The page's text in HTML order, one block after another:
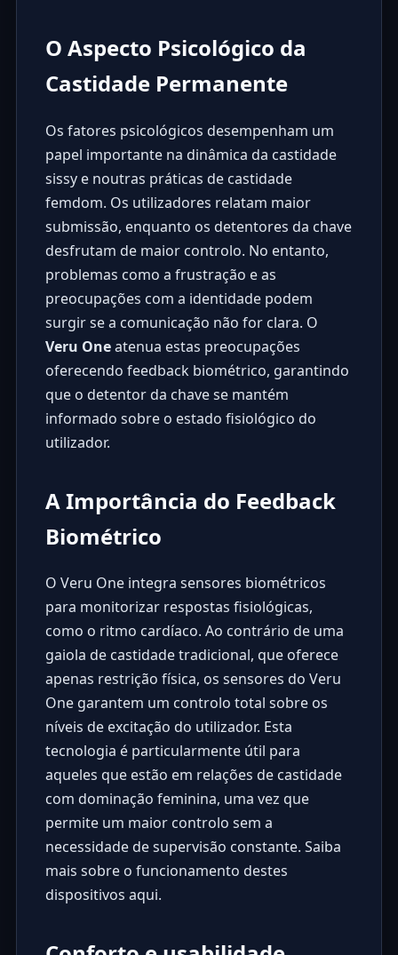
O Aspecto Psicológico da
Castidade Permanente
Os fatores psicológicos desempenham um
papel importante na dinâmica da castidade
sissy e noutras práticas de castidade
femdom. Os utilizadores relatam maior
submissão, enquanto os detentores da chave
desfrutam de maior controlo. No entanto,
problemas como a frustração e as
preocupações com a identidade podem
surgir se a comunicação não for clara. O
Veru Oneatenua estas preocupações
oferecendo feedback biométrico, garantindo
que o detentor da chave se mantém
informado sobre o estado fisiológico do
utilizador.
A Importância do Feedback
Biométrico
O Veru One integra sensores biométricos
para monitorizar respostas fisiológicas,
como o ritmo cardíaco. Ao contrário de uma
gaiola de castidade tradicional, que oferece
apenas restrição física, os sensores do Veru
One garantem um controlo total sobre os
níveis de excitação do utilizador. Esta
tecnologia é particularmente útil para
aqueles que estão em relações de castidade
com dominação feminina, uma vez que
permite um maior controlo sem a
necessidade de supervisão constante. Saiba
mais sobre o funcionamento destes
dispositivos aqui.